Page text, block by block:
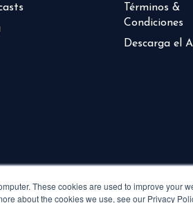
These cookies are used to improve
about the cookies we use, see our Privacy
Términos &
Condiciones
Descarga el